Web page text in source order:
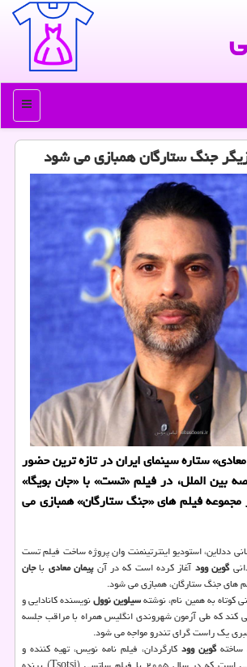
منو
جنگ ستارگان همبازی می شود
ستاره سینمای ایران در تازه ترین حضور
بین الملل، در فیلم «تست» با «جان بویگا»
فیلم های «جنگ ستارگان» همبازی می
ددلاین، استودیو اینترتینمنت وان پروژه ساخت فیلم تست
گوین وود آغاز کرده است که در آنپیمان معادی باجان
های جنگ ستارگان، همبازی می شود.
کوتاه به همین نام، نوشتهسیلوین نوولنویسنده کانادایی و
کند که طی آزمون شهروندی انگلیس همراه با مراقب جلسه
یک راست گرای تندرو مواجه می شود.
ساختهگوین وود کارگردان، فیلم نامه نویس، تهیه کننده و